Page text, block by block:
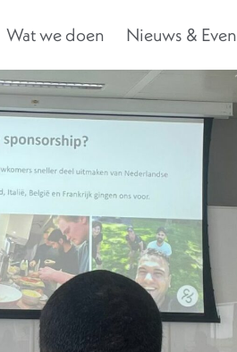
Wat we doen Nieuws &